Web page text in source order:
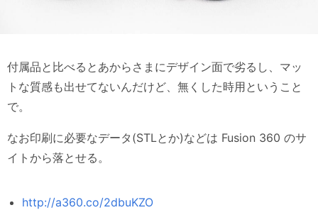
付属品と比べるとあからさまにデザイン面で劣るし、マッ
トな質感も出せてないんだけど、無くした時用ということ
で。
なお印刷に必要なデータ(STLとか)などは Fusion 360 のサ
イトから落とせる。
http://a360.co/2dbuKZO